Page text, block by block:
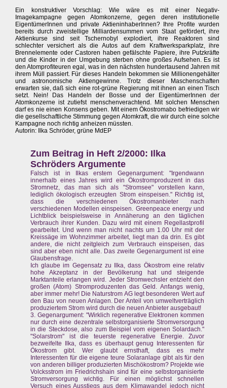
Ein konstruktiver Vorschlag: Wie wäre es mit einer Negativ-
Imagekampagne gegen Atomkonzerne, gegen deren institutionelle
EigentümerInnen und private AktieninhaberInnen? Ihre Profite wurden
bereits durch zweistellige Milliardensummen vom Staat gefördert, ihre
Aktienkurse sind seit Tschernobyl explodiert, ihre Reaktoren sind
schlechter versichert als die Autos auf dem Kraftwerksparkplatz, ihre
Brennelemente oder Castoren haben gefälschte Papiere, ihre Putzkräfte
und die Kinder in der Umgebung sterben ohne großes Aufsehen. Es ist
den Atomprofiteuren egal, was in den nächsten hundertausend Jahren mit
ihrem Müll passiert. Für dieses Handeln bekommen sie Millionengehälter
und astronomische Aktiengewinne. Trotz dieser Maschenschaften
erwarten sie, daß sich eine rot-grüne Regierung mit ihnen an einen Tisch
setzt. Nein! Das Handeln der Bosse und der EigentümerInnen der
Atomkonzerne ist zutiefst menschenverachtend. Mit solchen Menschen
darf es nie einen Konsens geben. Mit einem Ökostromabo befriedigen wir
die gesellschaftliche Stimmung gegen Atomkraft, die wir durch eine solche
Kampagne noch richtig anheizen müssten.
Autorin: Ilka Schröder, grüne MdEP
Zum Beitrag in Heft 2/2000: Ilka
Schröders Argumente
Falsch ist in Ilkas erstem Gegenargument: "Irgendwann
innerhalb eines Jahres wird ein Ökostromproduzent in das
Stromnetz, das man sich als "Stromsee" vorstellen kann,
lediglich ökologisch erzeugten Strom einspeisen." Richtig ist,
dass die verschiedenen Ökostromanbieter nach
verschiedenen Modellen einspeisen. Greenpeace energy und
Lichtblick beispielsweise in Annäherung an den täglichen
Verbrauch ihrer Kunden. Dazu wird mit einem Regellastprofil
gearbeitet. Und wenn man nicht nachts um 1.00 Uhr mit der
Kreissäge im Wohnzimmer arbeitet, liegt man da drin. Es gibt
andere, die nicht zeitgleich zum Verbrauch einspeisen, das
sind aber eben nicht alle. Das zweite Gegenargument ist eine
Glaubensfrage.
Ich glaube im Gegensatz zu Ilka, dass Ökostrom eine relativ
hohe Akzeptanz in der Bevölkerung hat und steigende
Marktanteile erlangen wird. Jeder Stromwechsler entzieht den
großen (Atom) Stromproduzenten das Geld. Anfangs wenig,
aber immer mehr! Die Naturstrom AG legt besonderen Wert auf
den Bau von neuen Anlagen. Der Anteil von umweltverträglich
produziertem Strom wird durch die neuen Anbieter ausgebaut!
3. Gegenargument: "Wirklich regenerative Elektronen kommen
nur durch eine dezentrale selbstorganisierte Stromversorgung
in die Steckdose, also zum Beispiel vom eigenen Solardach."
"Solarstrom" ist die teuerste regenerative Energie. Zuvor
bezweifelte Ilka, dass es überhaupt genug Interessenten für
Ökostrom gibt. Wer glaubt ernsthaft, dass es mehr
Interessenten für die eigene teure Solaranlage gibt als für den
von anderen billiger produzierten Mischökostrom? Projekte wie
Volcksstrom im Friedrichshain sind für eine selbstorganisierte
Stromversorgung wichtig. Für einen möglichst schnellen
Versuch eines Ausstiegs aus dem Klimawandel jedoch nicht